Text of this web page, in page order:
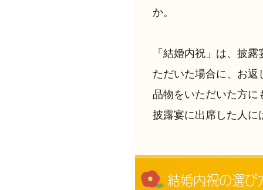
か。
「結婚内祝」は、披
ただいた場合に、お
品物をいただいた方に
披露宴に出席した人に
結婚内祝の選び